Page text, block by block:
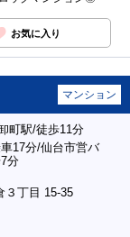
お気に入り
マンション
町駅/徒歩11分
17分/仙台市営バ
分
３丁目 15-35